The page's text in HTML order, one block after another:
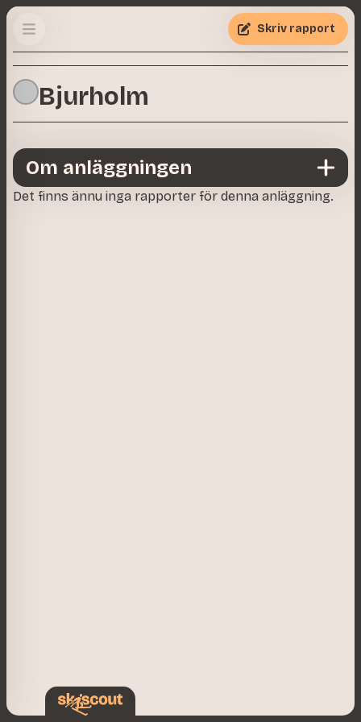
Bjurholm
Skriv rapport
Det finns ännu inga rapporter för denna anläggning.
Om anläggningen